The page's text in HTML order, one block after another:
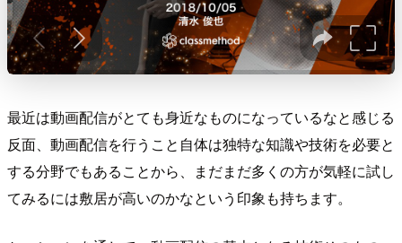
最近は動画配信がとても身近なものになっているなと感じる
反面、動画配信を行うこと自体は独特な知識や技術を必要と
する分野でもあることから、まだまだ多くの方が気軽に試し
てみるには敷居が高いのかなという印象も持ちます。